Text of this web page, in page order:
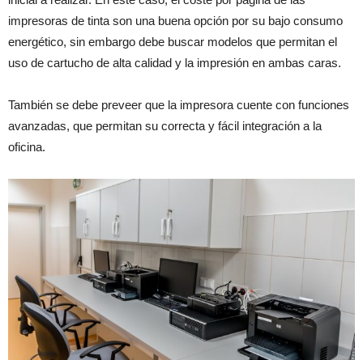
impresoras de tinta son una buena opción por su bajo consumo
energético, sin embargo debe buscar modelos que permitan el
uso de cartucho de alta calidad y la impresión en ambas caras.
También se debe preveer que la impresora cuente con funciones
avanzadas, que permitan su correcta y fácil integración a la
oficina.